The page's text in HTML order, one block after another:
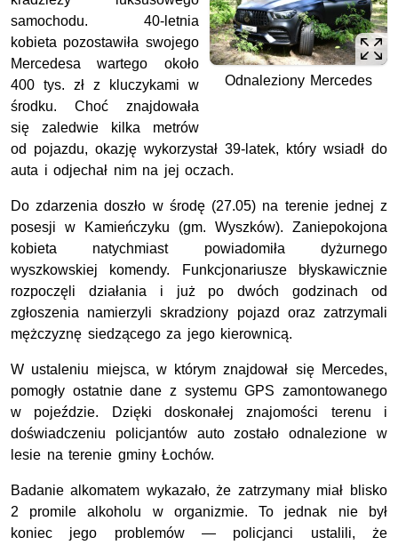
Odnaleziony Mercedes
samochodu. 40‑letnia
kobieta pozostawiła swojego
Mercedesa wartego około
400 tys. zł z kluczykami w
środku. Choć znajdowała
się zaledwie kilka metrów
od pojazdu, okazję wykorzystał 39‑latek, który wsiadł do
auta i odjechał nim na jej oczach.
Do zdarzenia doszło w środę (27.05) na terenie jednej z
posesji w Kamieńczyku (gm. Wyszków). Zaniepokojona
kobieta natychmiast powiadomiła dyżurnego
wyszkowskiej komendy. Funkcjonariusze błyskawicznie
rozpoczęli działania i już po dwóch godzinach od
zgłoszenia namierzyli skradziony pojazd oraz zatrzymali
mężczyznę siedzącego za jego kierownicą.
W ustaleniu miejsca, w którym znajdował się Mercedes,
pomogły ostatnie dane z systemu GPS zamontowanego
w pojeździe. Dzięki doskonałej znajomości terenu i
doświadczeniu policjantów auto zostało odnalezione w
lesie na terenie gminy Łochów.
Badanie alkomatem wykazało, że zatrzymany miał blisko
2 promile alkoholu w organizmie. To jednak nie był
koniec jego problemów — policjanci ustalili, że